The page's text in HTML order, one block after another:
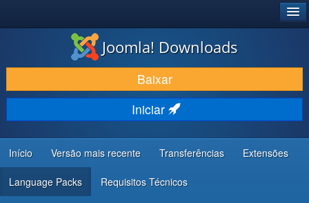
BAIXAR E APRIMORAR
DESCUBRA & APRENDA
COMUNIDADE & SUPORTE
RECURSOS PARA DESENVOLVEDORES
Joomla! Downloads
Baixar
Iniciar
Início Versão mais recente Transferências Extensões
Language Packs Requisitos Técnicos